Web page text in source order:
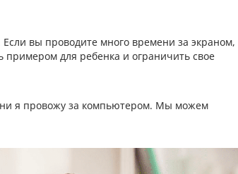
вы проводите много времени за экраном,
для ребенка и ограничить свое
я провожу за компьютером. Мы можем